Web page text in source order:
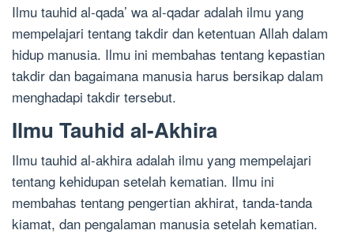
Ilmu tauhid al-qada’ wa al-qadar adalah ilmu yang
mempelajari tentang takdir dan ketentuan Allah dalam
hidup manusia. Ilmu ini membahas tentang kepastian
takdir dan bagaimana manusia harus bersikap dalam
menghadapi takdir tersebut.
Ilmu Tauhid al-Akhira
Ilmu tauhid al-akhira adalah ilmu yang mempelajari
tentang kehidupan setelah kematian. Ilmu ini
membahas tentang pengertian akhirat, tanda-tanda
kiamat, dan pengalaman manusia setelah kematian.